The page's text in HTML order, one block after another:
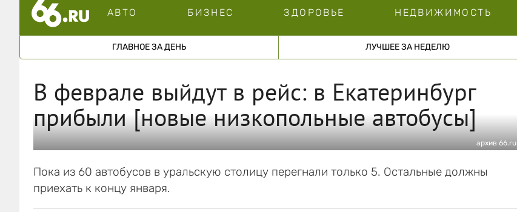
АВТО БИЗНЕС ЗДОРОВЬЕ НЕДВИЖИМОСТЬ
ГЛАВНОЕ ЗА ДЕНЬ ЛУЧШЕЕ ЗА НЕДЕЛЮ
В феврале выйдут в рейс: в Екатеринбург
прибыли [новые низкопольные автобусы]
архив 66.ru
Пока из 60 автобусов в уральскую столицу перегнали только 5. Остальные должны
приехать к концу января.